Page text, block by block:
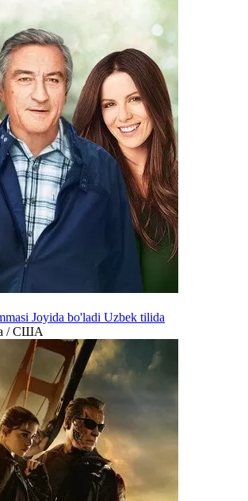
Joyida bo'ladi Uzbek tilida
/ США